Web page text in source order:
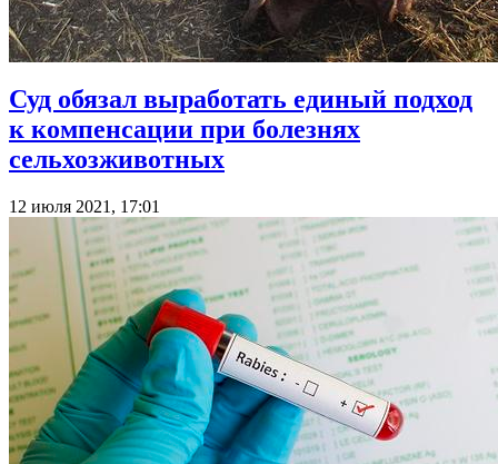
Суд обязал выработать единый подход
к компенсации при болезнях
сельхозживотных
12 июля 2021, 17:01